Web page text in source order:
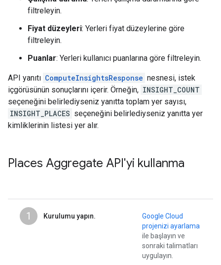
filtreleyin.
Fiyat düzeyleri: Yerleri fiyat düzeylerine göre
filtreleyin.
Puanlar: Yerleri kullanıcı puanlarına göre filtreleyin.
API yanıtı ComputeInsightsResponse nesnesi, istek
içgörüsünün sonuçlarını içerir. Örneğin, INSIGHT_COUNT
seçeneğini belirlediyseniz yanıtta toplam yer sayısı,
INSIGHT_PLACES seçeneğini belirlediyseniz yanıtta yer
kimliklerinin listesi yer alır.
Places Aggregate API'yi kullanma
1 Kurulumu yapın.
Google Cloud
projenizi ayarlama
ile başlayın ve
sonraki talimatları
uygulayın.